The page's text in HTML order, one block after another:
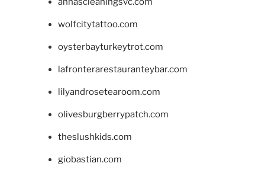
wolfcitytattoo.com
oysterbayturkeytrot.com
lafronterarestauranteybar.com
lilyandrosetearoom.com
olivesburgberrypatch.com
theslushkids.com
giobastian.com